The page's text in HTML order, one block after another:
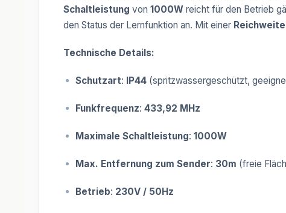
Schaltleistung von 1000W reicht für den Betrieb
den Status der Lernfunktion an. Mit einer
Technische Details:
Schutzart: IP44 (spritzwassergeschützt,
Funkfrequenz: 433,92 MHz
Maximale Schaltleistung: 1000W
Max. Entfernung zum Sender: 30m (freie
Betrieb: 230V / 50Hz